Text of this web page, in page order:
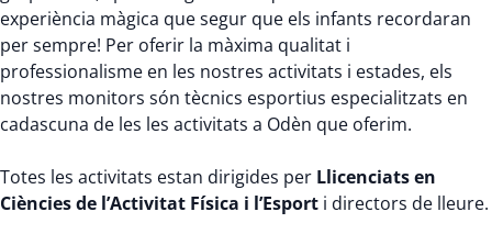
experiència màgica que segur que els infants recordaran
per sempre! Per oferir la màxima qualitat i
professionalisme en les nostres activitats i estades, els
nostres monitors són tècnics esportius especialitzats en
cadascuna de les les activitats a Odèn que oferim.
Totes les activitats estan dirigides per Llicenciats en
Ciències de l’Activitat Física i l’Esport i directors de lleure.